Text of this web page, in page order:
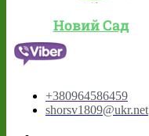
Новий Сад
+380964586459
shorsv1809@ukr.net